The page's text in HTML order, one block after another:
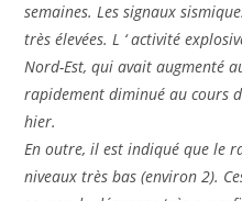
semaines. Les signaux
très élevées. L ‘ activité
Nord-Est, qui avait augmenté
rapidement diminué au cours
hier.
En outre, il est indiqué que le
niveaux très bas (environ 2).